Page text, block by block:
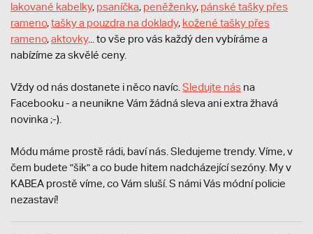
lakované kabelky, psaníčka, peněženky, pánské tašky přes
rameno,tašky a pouzdra na doklady, kožené tašky přes
rameno,aktovky... to vše pro vás každý den vybíráme a
nabízíme za skvělé ceny.
Vždy od nás dostanete i něco navíc. Sledujte nás na
Facebooku - a neunikne Vám žádná sleva ani extra žhavá
novinka ;-).
Módu máme prostě rádi, baví nás. Sledujeme trendy. Víme, v
čem budete "šik" a co bude hitem nadcházející sezóny. My v
KABEA prostě víme, co Vám sluší. S námi Vás módní policie
nezastaví!